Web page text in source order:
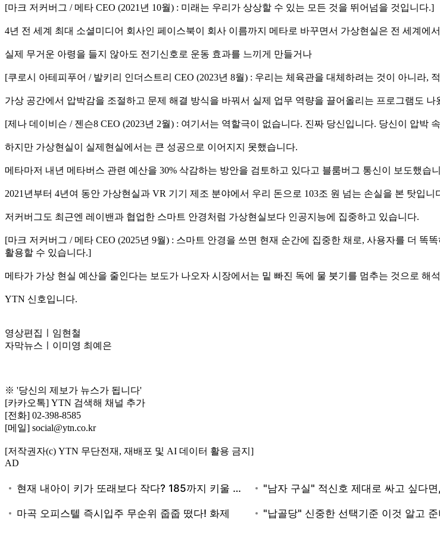
[마크 저커버그 / 메타 CEO (2021년 10월) : 미래는 우리가 상상할 수 있는 모든 것을 뛰어넘을 것입니다.]
4년 전 세계 최대 소셜미디어 회사인 페이스북이 회사 이름까지 메타로 바꾸면서 가상현실은 전 세계에
실제 무거운 아령을 들지 않아도 전기신호로 운동 효과를 느끼게 만들거나
[쿠로시 아테피푸어 / 발키리 인더스트리 CEO (2023년 8월) : 우리는 체육관을 대체하려는 것이 아니라,
가상 공간에서 압박감을 조절하고 문제 해결 방식을 바꿔서 실제 업무 역량을 끌어올리는 프로그램도 나
[제나 데이비슨 / 젠슨8 CEO (2023년 2월) : 여기서는 역할극이 없습니다. 진짜 당신입니다. 당신이 압
하지만 가상현실이 실제현실에서는 큰 성공으로 이어지지 못했습니다.
메타마저 내년 메타버스 관련 예산을 30% 삭감하는 방안을 검토하고 있다고 블룸버그 통신이 보도했습
2021년부터 4년여 동안 가상현실과 VR 기기 제조 분야에서 우리 돈으로 103조 원 넘는 손실을 본 탓입니
저커버그도 최근엔 레이밴과 협업한 스마트 안경처럼 가상현실보다 인공지능에 집중하고 있습니다.
[마크 저커버그 / 메타 CEO (2025년 9월) : 스마트 안경을 쓰면 현재 순간에 집중한 채로, 사용자를 더
활용할 수 있습니다.]
메타가 가상 현실 예산을 줄인다는 보도가 나오자 시장에서는 밑 빠진 독에 물 붓기를 멈추는 것으로 해
YTN 신호입니다.
영상편집ㅣ임현철
자막뉴스ㅣ이미영 최예은
※ '당신의 제보가 뉴스가 됩니다'
[카카오톡] YTN 검색해 채널 추가
[전화] 02-398-8585
[메일] social@ytn.co.kr
[저작권자(c) YTN 무단전재, 재배포 및 AI 데이터 활용 금지]
AD